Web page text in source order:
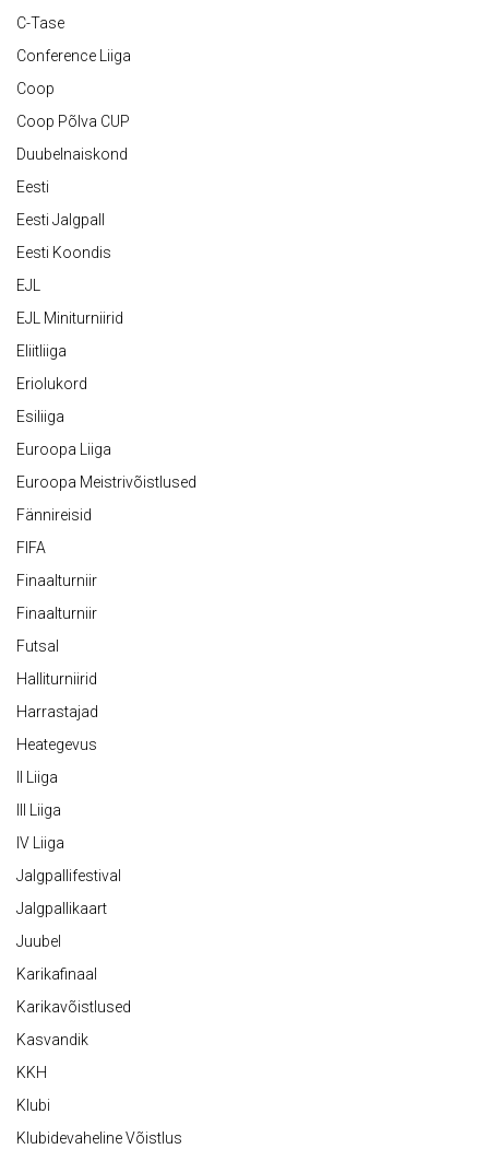
C-Tase
Conference Liiga
Coop
Coop Põlva CUP
Duubelnaiskond
Eesti
Eesti Jalgpall
Eesti Koondis
EJL
EJL Miniturniirid
Eliitliiga
Eriolukord
Esiliiga
Euroopa Liiga
Euroopa Meistrivõistlused
Fännireisid
FIFA
Finaalturniir
Finaalturniir
Futsal
Halliturniirid
Harrastajad
Heategevus
II Liiga
III Liiga
IV Liiga
Jalgpallifestival
Jalgpallikaart
Juubel
Karikafinaal
Karikavõistlused
Kasvandik
KKH
Klubi
Klubidevaheline Võistlus